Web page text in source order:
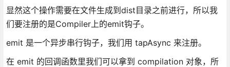
显然这个操作需要在文件生成到dist目录之前进行，所以我
们要注册的是Compiler上的emit钩子。
emit 是一个异步串行钩子，我们用 tapAsync 来注册。
在 emit 的回调函数里我们可以拿到 compilation 对象，所